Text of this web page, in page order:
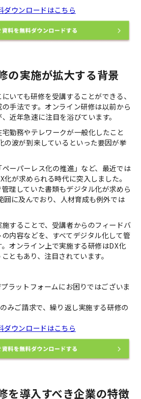
ダウンロードはこちら
の実施が拡大する背景
いても研修を受講することができる、
手法です。オンライン研修は以前から
近年急速に注目を浴びています。
勤務やテレワークが一般化したこと
の波が到来しているといった要因が挙
ペーパーレス化の推進」など、最近では
が求められる時代に突入しました。
理していた書類もデジタル化が求めら
囲に及んでおり、人材育成も例外では
することで、受講者からのフィードバ
内容などを、すべてデジタル化して管
オンライン上で実施する研修はDX化
ともあり、注目されています。
ラットフォームにお困りではございま
みご請求で、繰り返し実施する研修の
ダウンロードはこちら
を導入すべき企業の特徴